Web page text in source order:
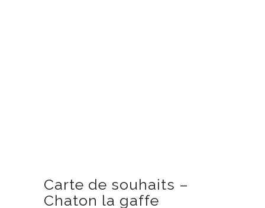
Carte de souhaits –
Chaton la gaffe